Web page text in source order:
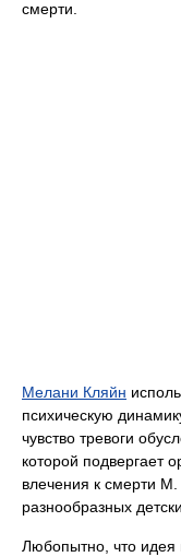
смерти.
Мелани Кляйн
психическую
чувство тревоги
которой подвергает
влечения к смерти
разнообразных
Любопытно, что идея